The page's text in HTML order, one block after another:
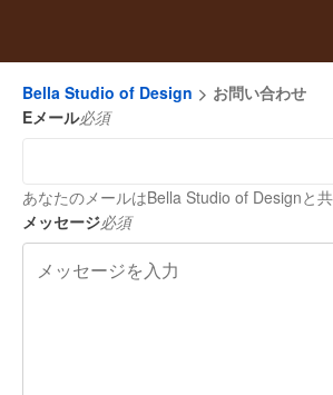
Bella Studio of Design
お問い合わせ
Eメール必須
あなたのメールはBella Studio of Designと共
メッセージ必須